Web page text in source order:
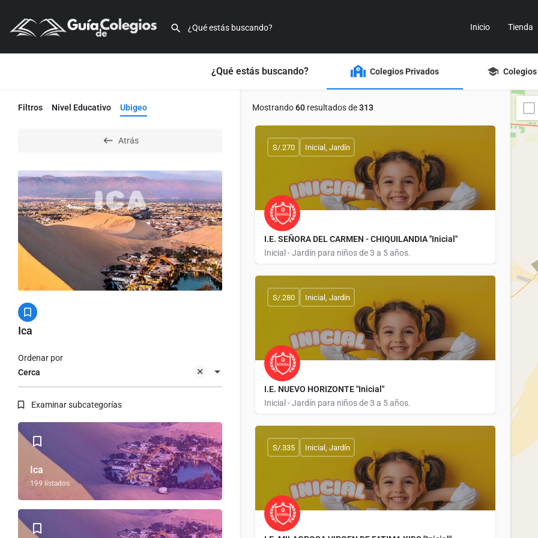
Inicio Tienda
¿Qué estás buscando? Colegios Privados
Filtros Nivel Educativo Ubigeo
Atrás
Ica
Cerca
Ordenar por
Examinar subcategorías
Ica
199 listados
Mostrando60 resultados de313
I.E. SEÑORA DEL CARMEN - CHIQUILANDIA "Inicial"
Inicial - Jardín para niños de 3 a 5 años.
S/.270 Inicial, Jardín
I.E. NUEVO HORIZONTE "Inicial"
Inicial - Jardín para niños de 3 a 5 años.
S/.280 Inicial, Jardín
S/.335 Inicial, Jardín